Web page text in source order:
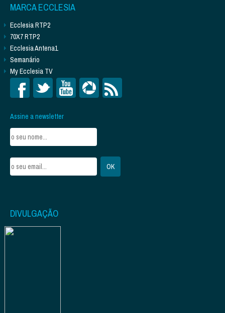
MARCA ECCLESIA
Ecclesia RTP2
70X7 RTP2
Ecclesia Antena1
Semanário
My Ecclesia TV
Assine a newsletter
DIVULGAÇÃO